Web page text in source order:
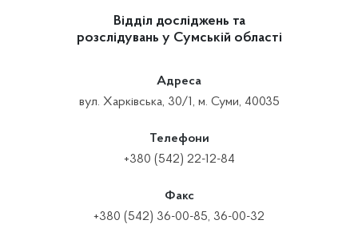
Відділ досліджень та
розслідувань у Сумській області
Адреса
вул. Харківська, 30/1, м. Суми, 40035
Телефони
+380 (542) 22-12-84
Факс
+380 (542) 36-00-85, 36-00-32